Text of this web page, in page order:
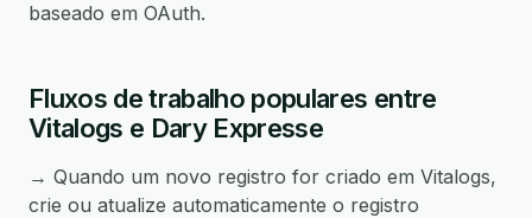
baseado em OAuth.
Fluxos de trabalho populares entre
Vitalogs e Dary Expresse
→ Quando um novo registro for criado em Vitalogs,
crie ou atualize automaticamente o registro